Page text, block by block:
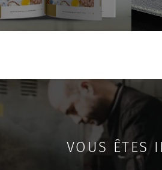
VOUS ÊTES